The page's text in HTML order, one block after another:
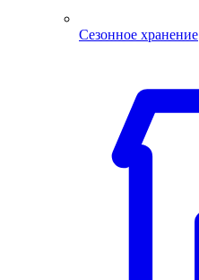
Сезонное хранение